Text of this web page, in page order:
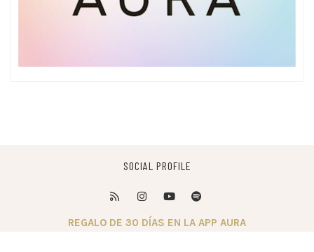
SOCIAL PROFILE
REGALO DE 30 DÍAS EN LA APP AURA